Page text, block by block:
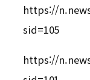
https://
sid=105
https://